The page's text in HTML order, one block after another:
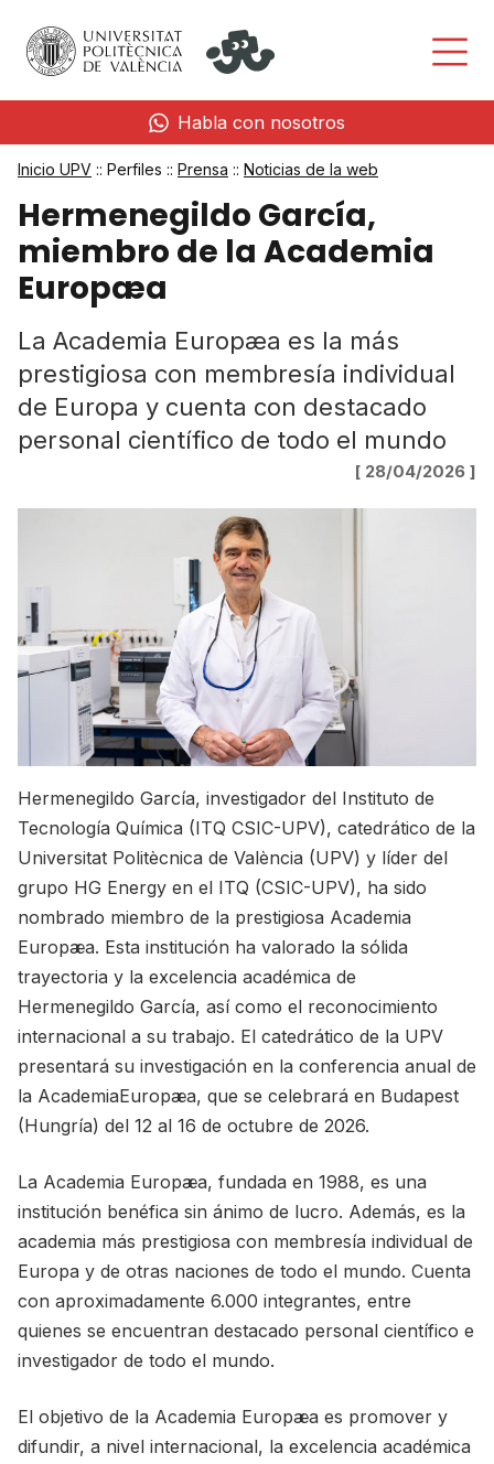
Habla con nosotros
Inicio UPV :: Perfiles :: Prensa :: Noticias de la web
Hermenegildo García,
miembro de la Academia
Europæa
La Academia Europæa es la más
prestigiosa con membresía individual
de Europa y cuenta con destacado
personal científico de todo el mundo
[ 28/04/2026 ]
Hermenegildo García, investigador del Instituto de
Tecnología Química (ITQ CSIC-UPV), catedrático de la
Universitat Politècnica de València (UPV) y líder del
grupo HG Energy en el ITQ (CSIC-UPV), ha sido
nombrado miembro de la prestigiosa Academia
Europæa. Esta institución ha valorado la sólida
trayectoria y la excelencia académica de
Hermenegildo García, así como el reconocimiento
internacional a su trabajo. El catedrático de la UPV
presentará su investigación en la conferencia anual de
la AcademiaEuropæa, que se celebrará en Budapest
(Hungría) del 12 al 16 de octubre de 2026.
La Academia Europæa, fundada en 1988, es una
institución benéfica sin ánimo de lucro. Además, es la
academia más prestigiosa con membresía individual de
Europa y de otras naciones de todo el mundo. Cuenta
con aproximadamente 6.000 integrantes, entre
quienes se encuentran destacado personal científico e
investigador de todo el mundo.
El objetivo de la Academia Europæa es promover y
difundir, a nivel internacional, la excelencia académica